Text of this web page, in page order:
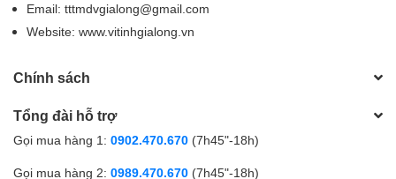
Email: tttmdvgialong@gmail.com
Website: www.vitinhgialong.vn
Chính sách
Tổng đài hỗ trợ
Gọi mua hàng 1: 0902.470.670 (7h45"-18h)
Gọi mua hàng 2: 0989.470.670 (7h45"-18h)